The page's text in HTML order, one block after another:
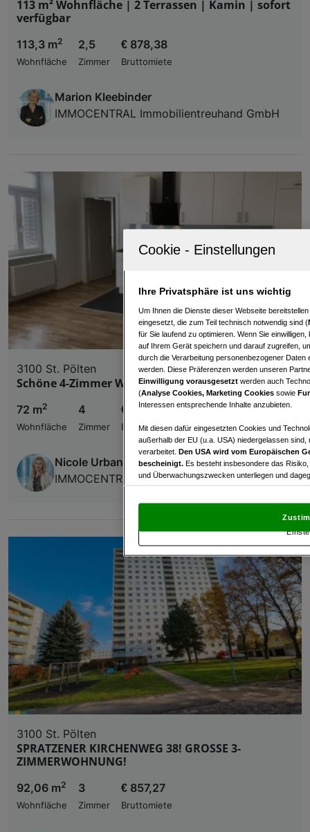
113 m² Wohnfläche | 2 Terrassen | Kamin | sofort
verfügbar
113,3 m2
Wohnfläche
2,5
Zimmer
€ 878,38
Bruttomiete
Marion Kleebinder
IMMOCENTRAL Immobilientreuhand GmbH
3100 St. Pölten
Schöne 4-Zimmer Wohnung + Südbalkon
72 m2
Wohnfläche
4
Zimmer
€ 990,11
Bruttomiete
Nicole Urbanek
IMMOCENTRAL Immobilientreuhand GmbH
3100 St. Pölten
SPRATZENER KIRCHENWEG 38! GROSSE 3-
ZIMMERWOHNUNG!
92,06 m2
Wohnfläche
3
Zimmer
€ 857,27
Bruttomiete
Ihre Privatsphäre ist uns wichtig
Um Ihnen die Dienste dieser Webseite
eingesetzt, die zum Teil technisch notwendig sind (
für Sie laufend zu optimieren. Wenn Sie
auf Ihrem Gerät speichern und darauf zugreifen,
durch die Verarbeitung personenbezogener
werden. Diese Präferenzen werden unseren
Einwilligung vorausgesetzt werden auch
(Analyse Cookies, Marketing Cookies sowie
Interessen entsprechende Inhalte anzubieten.
Mit diesen dafür eingesetzten Cookies und
außerhalb der EU (u.a. USA) niedergelassen
verarbeitet. Den USA wird vom Europäischen
bescheinigt. Es besteht insbesondere das
und Überwachungszwecken unterliegen und
und Widerspruch gegen die Verarbeitung auf der
„Cookie Einstellungen“, die sich auf jeder Seite
Wir und unsere Partner verarbeiten
Verwendung genauer Standortdaten.
Zugriff auf Informationen auf einem Endgerät.
und der Performance von Inhalten,
Liste der Partner (Lieferanten)